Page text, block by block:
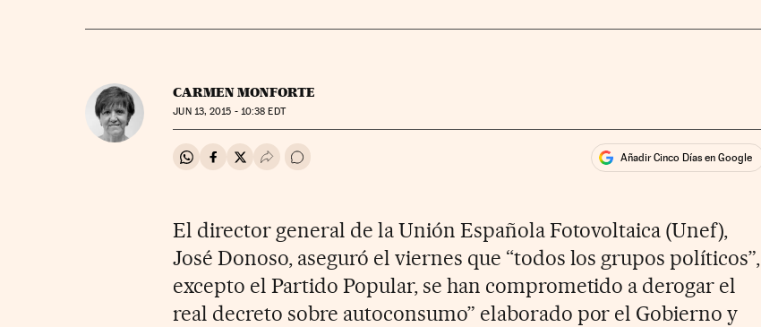
CARMEN MONFORTE
JUN13, 2015 - 10:38 EDT
Compartir en Whatsapp
Compartir en Facebook
Compartir en Twitter
Desplegar Redes Sociales
Ir a los comentarios Añadir Cinco Días en Google
El director general de la Unión Española Fotovoltaica (Unef),
José Donoso, aseguró el viernes que “todos los grupos políticos”,
excepto el Partido Popular, se han comprometido a derogar el
real decreto sobre autoconsumo” elaborado por el Gobierno y